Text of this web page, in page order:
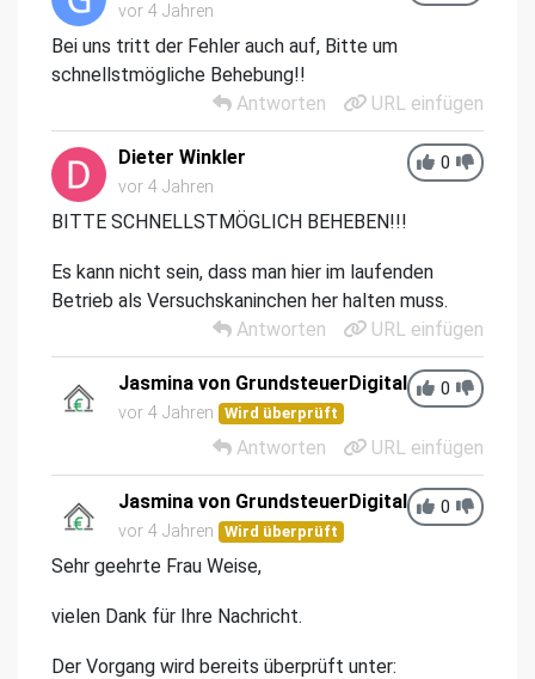
vor 4 Jahren
Bei uns tritt der Fehler auch auf, Bitte um
schnellstmögliche Behebung!!
Antworten
URL einfügen
0
Dieter Winkler
vor 4 Jahren
BITTE SCHNELLSTMÖGLICH BEHEBEN!!!
Es kann nicht sein, dass man hier im laufenden
Betrieb als Versuchskaninchen her halten muss.
Antworten
URL einfügen
0
Jasmina von GrundsteuerDigital
vor 4 Jahren Wird überprüft
Antworten URL einfügen
0
Jasmina von GrundsteuerDigital
vor 4 Jahren Wird überprüft
Sehr geehrte Frau Weise,
vielen Dank für Ihre Nachricht.
Der Vorgang wird bereits überprüft unter: